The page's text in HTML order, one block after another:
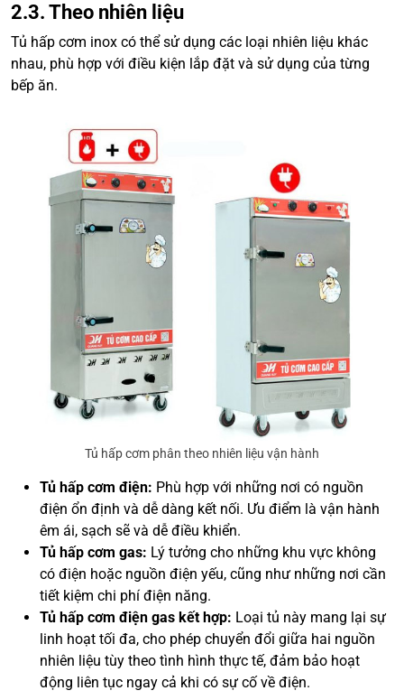
2.3. Theo nhiên liệu
Tủ hấp cơm inox có thể sử dụng các loại nhiên liệu khác
nhau, phù hợp với điều kiện lắp đặt và sử dụng của từng
bếp ăn.
Tủ hấp cơm phân theo nhiên liệu vận hành
Tủ hấp cơm điện: Phù hợp với những nơi có nguồn
điện ổn định và dễ dàng kết nối. Ưu điểm là vận hành
êm ái, sạch sẽ và dễ điều khiển.
Tủ hấp cơm gas: Lý tưởng cho những khu vực không
có điện hoặc nguồn điện yếu, cũng như những nơi cần
tiết kiệm chi phí điện năng.
Tủ hấp cơm điện gas kết hợp: Loại tủ này mang lại sự
linh hoạt tối đa, cho phép chuyển đổi giữa hai nguồn
nhiên liệu tùy theo tình hình thực tế, đảm bảo hoạt
động liên tục ngay cả khi có sự cố về điện.